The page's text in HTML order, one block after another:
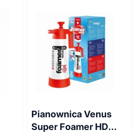
Pianownica Venus
Super Foamer HD